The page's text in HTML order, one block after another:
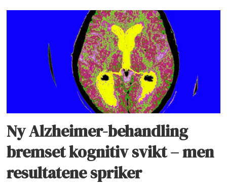
Ny Alzheimer-behandling
bremset kognitiv svikt – men
resultatene spriker